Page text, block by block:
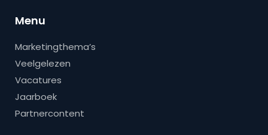
Menu
Marketingthema’s
Veelgelezen
Vacatures
Jaarboek
Partnercontent